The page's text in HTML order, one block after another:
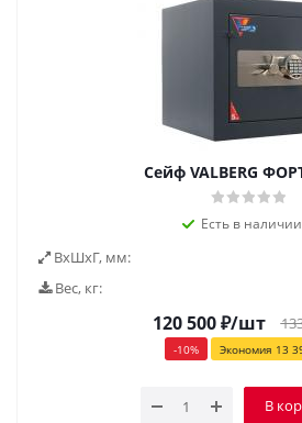
Сейф VALBERG
Есть в наличии
ВxШxГ, мм:
Вес, кг:
120 500₽/шт
-10% Экономия 13
В